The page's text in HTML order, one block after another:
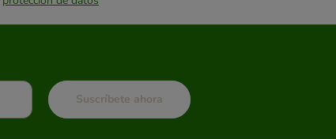
Suscríbete ahora